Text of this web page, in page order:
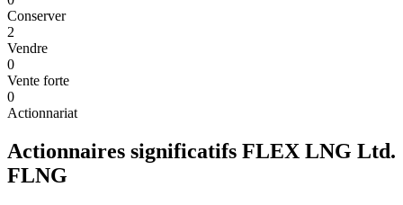
Conserver
2
Vendre
0
Vente forte
0
Actionnariat
Actionnaires significatifs FLEX LNG Ltd.
FLNG